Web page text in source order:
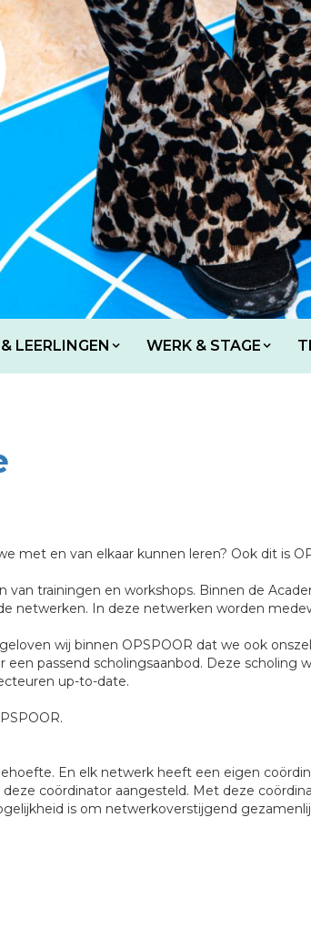
LEERLINGEN WERK & STAGE
met en van elkaar kunnen leren? Ook dit is
van trainingen en workshops. Binnen de
netwerken. In deze netwerken worden
wij binnen OPSPOOR dat we ook
passend scholingsaanbod. Deze
up-to-date.
En elk netwerk heeft een eigen
coördinator aangesteld. Met deze
is om netwerkoverstijgend